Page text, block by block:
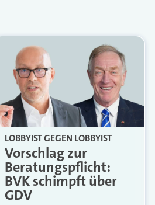
LOBBYIST GEGEN LOBBYIST
Vorschlag zur
Beratungspflicht:
BVK schimpft über
GDV